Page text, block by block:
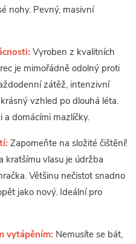
nohy. Pevný, masivní
Vyroben z kvalitních
je mimořádně odolný proti
zátěž, intenzivní
vzhled po dlouhá léta.
domácími mazlíčky.
Zapomeňte na složité čištění!
kratšímu vlasu je údržba
Většinu nečistot snadno
jako nový. Ideální pro
vytápěním: Nemusíte se bát,